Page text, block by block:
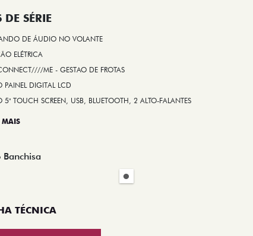
DE SÉRIE
DE ÁUDIO NO VOLANTE
ELÉTRICA
ME - GESTAO DE FROTAS
PAINEL DIGITAL LCD
5" TOUCH SCREEN, USB, BLUETOOTH, 2 ALTO-FALANTES
MAIS
Banchisa
TÉCNICA